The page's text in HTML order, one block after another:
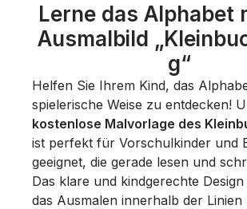
Lerne das Alphabet
Ausmalbild
g“
Helfen Sie Ihrem Kind, das
spielerische Weise zu entdecken!
kostenlose Malvorlage des
ist perfekt für Vorschulkinder und
geeignet, die gerade lesen und
Das klare und kindgerechte
das Ausmalen innerhalb der